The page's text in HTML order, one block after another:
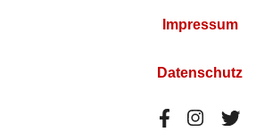
Impressum
Datenschutz